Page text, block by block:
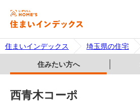
住まいインデックス 埼玉県の住宅
住みたい方へ
西青木コーポ